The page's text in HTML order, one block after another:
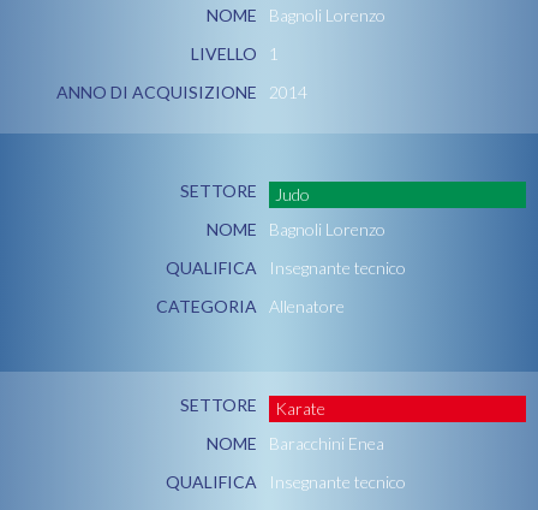
NOME
Bagnoli Lorenzo
LIVELLO
1
ANNO DI ACQUISIZIONE
2014
SETTORE
Judo
NOME
Bagnoli Lorenzo
QUALIFICA
Insegnante tecnico
CATEGORIA
Allenatore
SETTORE
Karate
NOME
Baracchini Enea
QUALIFICA
Insegnante tecnico